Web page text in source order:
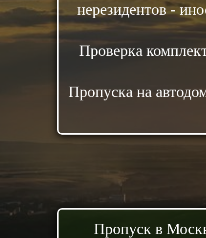
нерезидентов -
Проверка
Пропуска на
Пропуск в